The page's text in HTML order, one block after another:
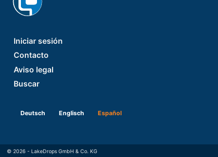
Footer
Iniciar sesión
Contacto
Aviso legal
Buscar
Deutsch Englisch Español
© 2026 - LakeDrops GmbH & Co. KG